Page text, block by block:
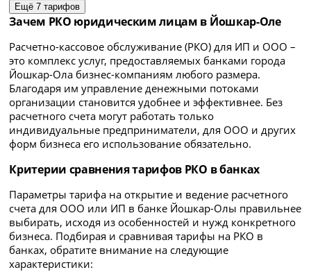
Ещё 7 тарифов
Зачем РКО юридическим лицам в Йошкар-Оле
Расчетно-кассовое обслуживание (РКО) для ИП и ООО –
это комплекс услуг, предоставляемых банками города
Йошкар-Ола бизнес-компаниям любого размера.
Благодаря им управление денежными потоками
организации становится удобнее и эффективнее. Без
расчетного счета могут работать только
индивидуальные предприниматели, для ООО и других
форм бизнеса его использование обязательно.
Критерии сравнения тарифов РКО в банках
Параметры тарифа на открытие и ведение расчетного
счета для ООО или ИП в банке Йошкар-Олы правильнее
выбирать, исходя из особенностей и нужд конкретного
бизнеса. Подбирая и сравнивая тарифы на РКО в
банках, обратите внимание на следующие
характеристики: